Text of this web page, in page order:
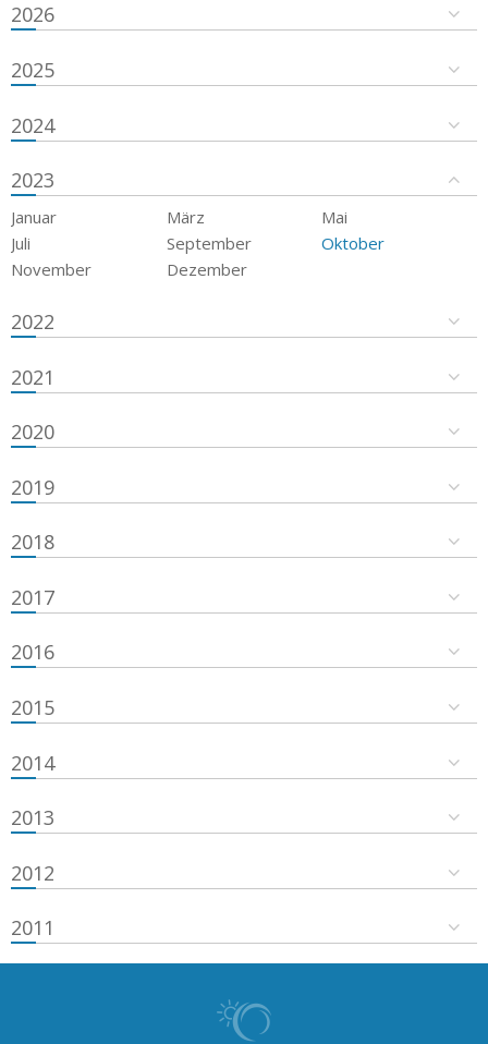
2026
2025
2024
2023
Januar März
Mai
Juli
September
Oktober
November
Dezember
2022
2021
2020
2019
2018
2017
2016
2015
2014
2013
2012
2011